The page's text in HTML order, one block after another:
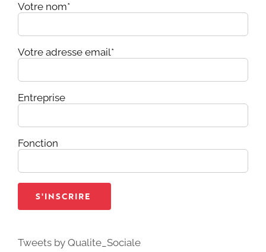
Votre nom*
Votre adresse email*
Entreprise
Fonction
Tweets by Qualite_Sociale